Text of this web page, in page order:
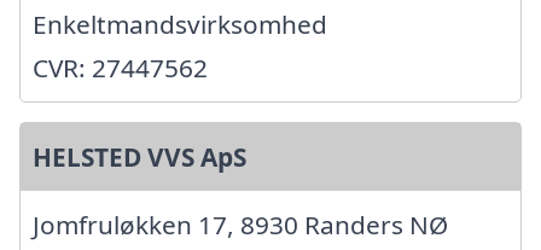
Enkeltmandsvirksomhed
CVR: 27447562
HELSTED VVS ApS
Jomfruløkken 17, 8930 Randers NØ